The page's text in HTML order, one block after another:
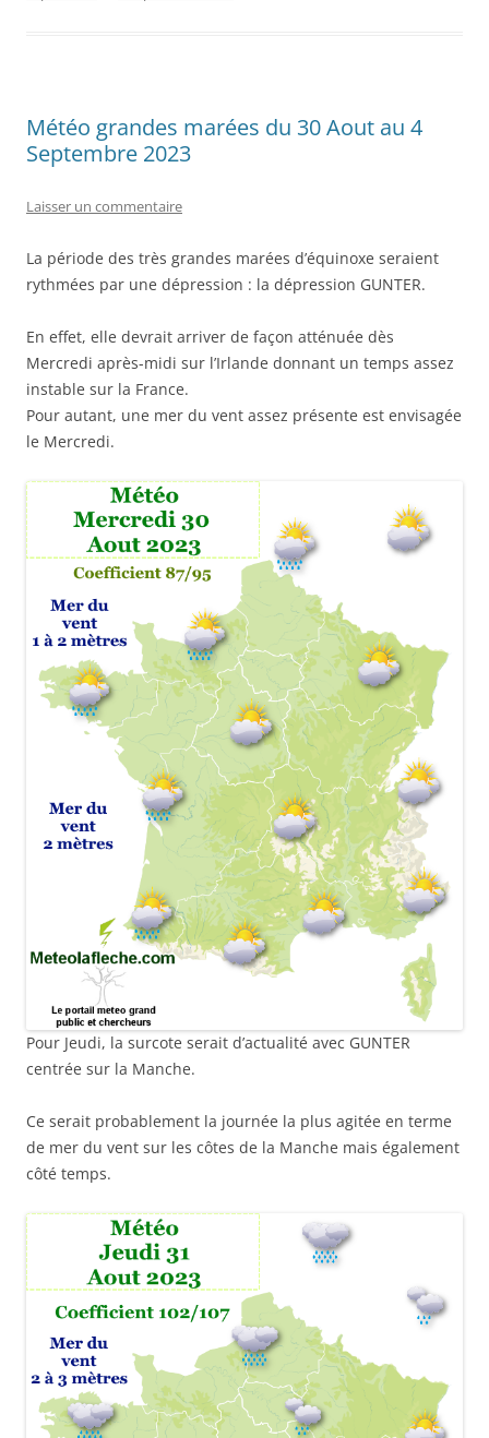
Météo grandes marées du 30 Aout au 4
Septembre 2023
Laisser un commentaire
La période des très grandes marées d’équinoxe seraient
rythmées par une dépression : la dépression GUNTER.
En effet, elle devrait arriver de façon atténuée dès
Mercredi après-midi sur l’Irlande donnant un temps assez
instable sur la France.
Pour autant, une mer du vent assez présente est envisagée
le Mercredi.
Pour Jeudi, la surcote serait d’actualité avec GUNTER
centrée sur la Manche.
Ce serait probablement la journée la plus agitée en terme
de mer du vent sur les côtes de la Manche mais également
côté temps.